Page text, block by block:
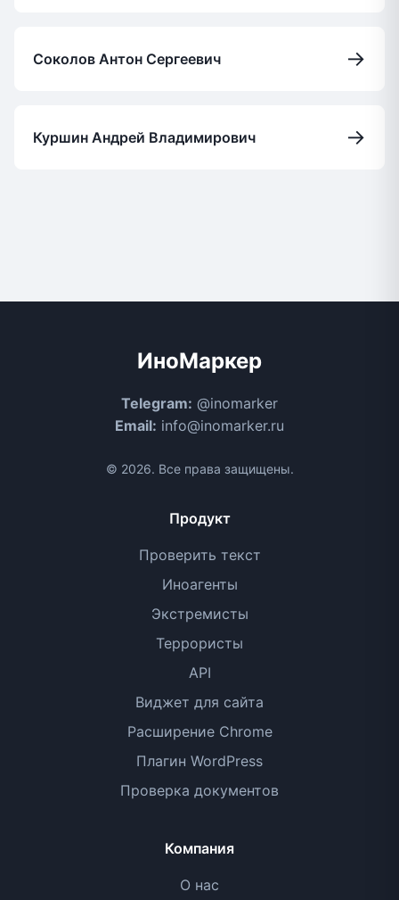
Соколов Антон Сергеевич →
Куршин Андрей Владимирович →
ИноМаркер
Telegram: @inomarker
Email: info@inomarker.ru
© 2026. Все права защищены.
Продукт
Проверить текст
Иноагенты
Экстремисты
Террористы
API
Виджет для сайта
Расширение Chrome
Плагин WordPress
Проверка документов
Компания
О нас